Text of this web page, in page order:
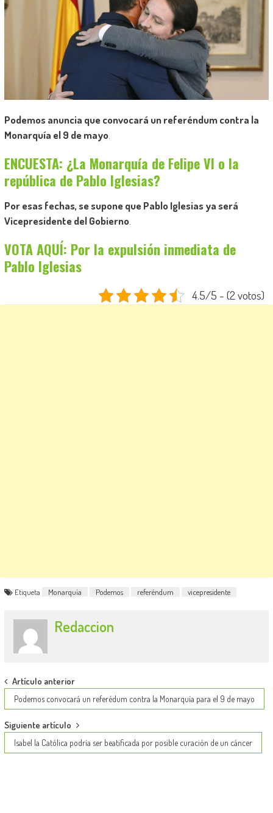
Podemos anuncia que convocará un referéndum contra la
Monarquía el 9 de mayo.
ENCUESTA: ¿La Monarquía de Felipe VI o la
república de Pablo Iglesias?
Por esas fechas, se supone que Pablo Iglesias ya será
Vicepresidente del Gobierno.
VOTA AQUÍ: Por la expulsión inmediata de
Pablo Iglesias
4.5/5 - (2 votos)
Etiqueta Monarquía Podemos referéndum vicepresidente
Redaccion
Post
navigation
Artículo anterior
Podemos convocará un referédum contra la Monarquía para el 9 de mayo
Siguiente artículo
Isabel la Católica podría ser beatificada por posible curación de un cáncer